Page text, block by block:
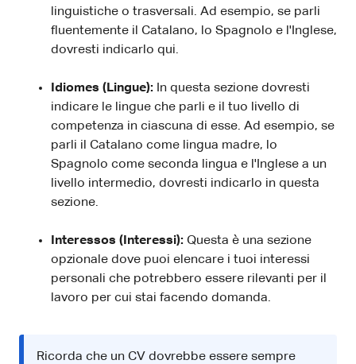
linguistiche o trasversali. Ad esempio, se parli
fluentemente il Catalano, lo Spagnolo e l'Inglese,
dovresti indicarlo qui.
Idiomes (Lingue): In questa sezione dovresti
indicare le lingue che parli e il tuo livello di
competenza in ciascuna di esse. Ad esempio, se
parli il Catalano come lingua madre, lo
Spagnolo come seconda lingua e l'Inglese a un
livello intermedio, dovresti indicarlo in questa
sezione.
Interessos (Interessi): Questa è una sezione
opzionale dove puoi elencare i tuoi interessi
personali che potrebbero essere rilevanti per il
lavoro per cui stai facendo domanda.
Ricorda che un CV dovrebbe essere sempre